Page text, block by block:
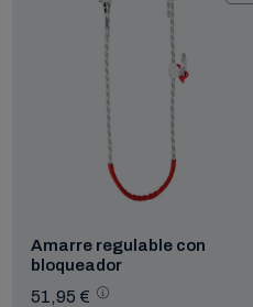
Amarre regulable con
bloqueador
51,95 €